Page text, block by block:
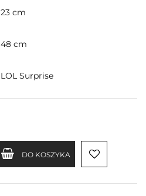
23 cm
48 cm
LOL Surprise
DO KOSZYKA